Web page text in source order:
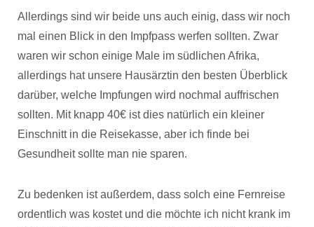
Allerdings sind wir beide uns auch einig, dass wir noch
mal einen Blick in den Impfpass werfen sollten. Zwar
waren wir schon einige Male im südlichen Afrika,
allerdings hat unsere Hausärztin den besten Überblick
darüber, welche Impfungen wird nochmal auffrischen
sollten. Mit knapp 40€ ist dies natürlich ein kleiner
Einschnitt in die Reisekasse, aber ich finde bei
Gesundheit sollte man nie sparen.
Zu bedenken ist außerdem, dass solch eine Fernreise
ordentlich was kostet und die möchte ich nicht krank im